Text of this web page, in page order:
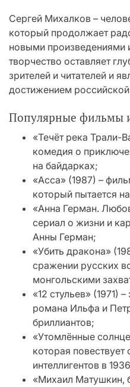
Сергей Михалков –
который продолжает
новыми произведениями
творчество оставляет
зрителей и читателей и
достижением
Популярные фильмы
«Течёт река Трали-
комедия о
на байдарках;
«Асса» (1987) –
который пытается
«Анна Герман.
сериал о жизни и
Анны Герман;
«Убить дракона»
сражении русских
монгольскими
«12 стульев» (1971)
романа Ильфа и
бриллиантов;
«Утомлённые
которая
интеллигентов в
«Михаил Матушкин,